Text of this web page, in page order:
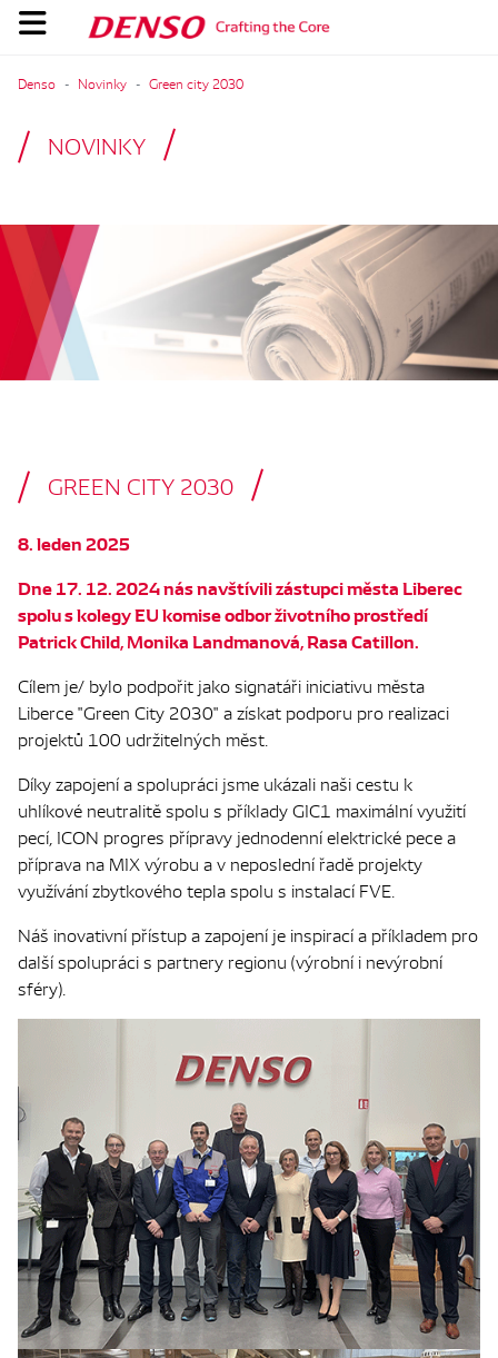
Denso Novinky Green city 2030
NOVINKY
GREEN CITY 2030
8. leden 2025
Dne 17. 12. 2024 nás navštívili zástupci města Liberec
spolu s kolegy EU komise odbor životního prostředí
Patrick Child, Monika Landmanová, Rasa Catillon.
Cílem je/ bylo podpořit jako signatáři iniciativu města
Liberce "Green City 2030" a získat podporu pro realizaci
projektů 100 udržitelných měst.
Díky zapojení a spolupráci jsme ukázali naši cestu k
uhlíkové neutralitě spolu s příklady GIC1 maximální využití
pecí, ICON progres přípravy jednodenní elektrické pece a
příprava na MIX výrobu a v neposlední řadě projekty
využívání zbytkového tepla spolu s instalací FVE.
Náš inovativní přístup a zapojení je inspirací a příkladem pro
další spolupráci s partnery regionu (výrobní i nevýrobní
sféry).